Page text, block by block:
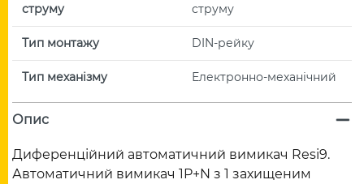
струму
струму
Тип монтажу DIN-рейку
Тип механізму Електронно-механічний
Опис
Диференційний автоматичний вимикач Resi9.
Автоматичний вимикач 1P+N з 1 захищеним